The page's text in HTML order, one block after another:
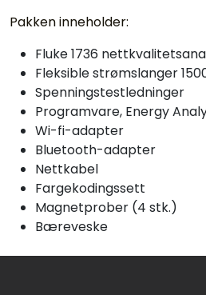
Pakken inneholder:
Fluke 1736
Fleksible strømslanger
Spenningstestledninger
Programvare, Energy
Wi-fi-adapter
Bluetooth-adapter
Nettkabel
Fargekodingssett
Magnetprober (4 stk.)
Bæreveske